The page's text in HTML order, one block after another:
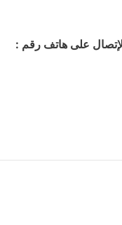
على هاتف رقم :